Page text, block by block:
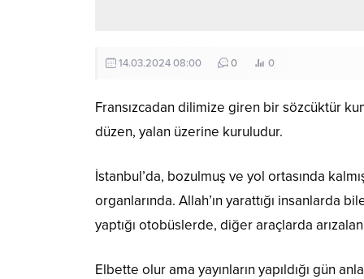
14.03.2024 08:00 0 0
Fransızcadan dilimize giren bir sözcüktür
düzen, yalan üzerine kuruludur.
İstanbul’da, bozulmuş ve yol ortasında
organlarında. Allah’ın yarattığı insanlarda
yaptığı otobüslerde, diğer araçlarda
Elbette olur ama yayınların yapıldığı gün